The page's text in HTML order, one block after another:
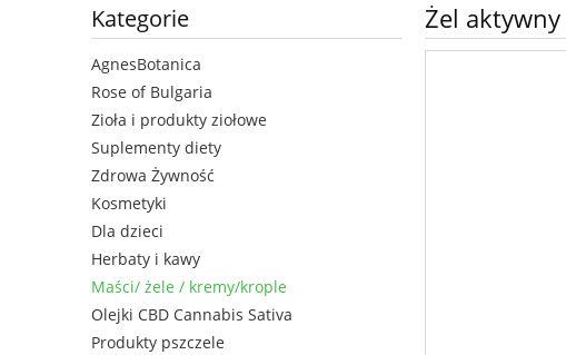
Kategorie
AgnesBotanica
Rose of Bulgaria
Zioła i produkty ziołowe
Suplementy diety
Zdrowa Żywność
Kosmetyki
Dla dzieci
Herbaty i kawy
Maści/ żele / kremy/krople
Olejki CBD Cannabis Sativa
Produkty pszczele
Żel